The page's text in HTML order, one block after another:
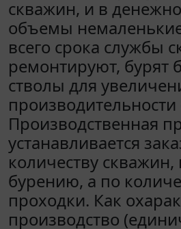
скважин, и в
объемы
всего срока службы
ремонтируют, бурят
стволы для
Производственная
устанавливается
количеству
бурению, а по
проходки. Как
производство